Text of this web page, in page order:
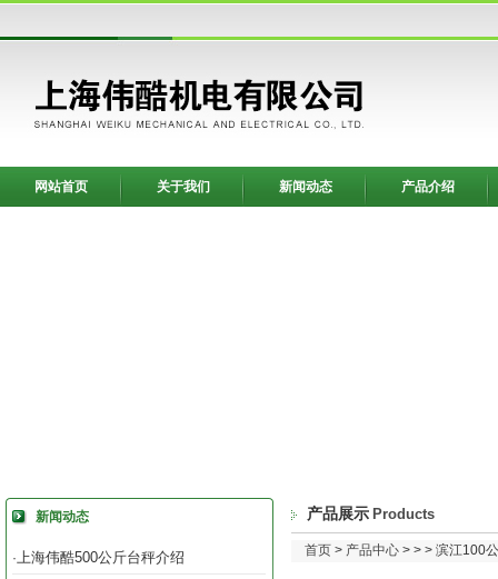
网站首页 关于我们 新闻动态 产品介绍
新闻动态
·上海伟酷500公斤台秤介绍
产品展示 Products
首页 > 产品中心 > > > 滨江100